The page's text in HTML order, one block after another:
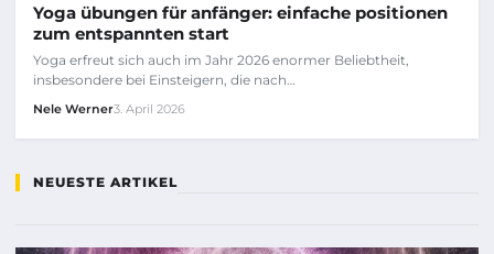
Yoga übungen für anfänger: einfache positionen
zum entspannten start
Yoga erfreut sich auch im Jahr 2026 enormer Beliebtheit,
insbesondere bei Einsteigern, die nach…
Nele Werner3. April 2026
NEUESTE ARTIKEL